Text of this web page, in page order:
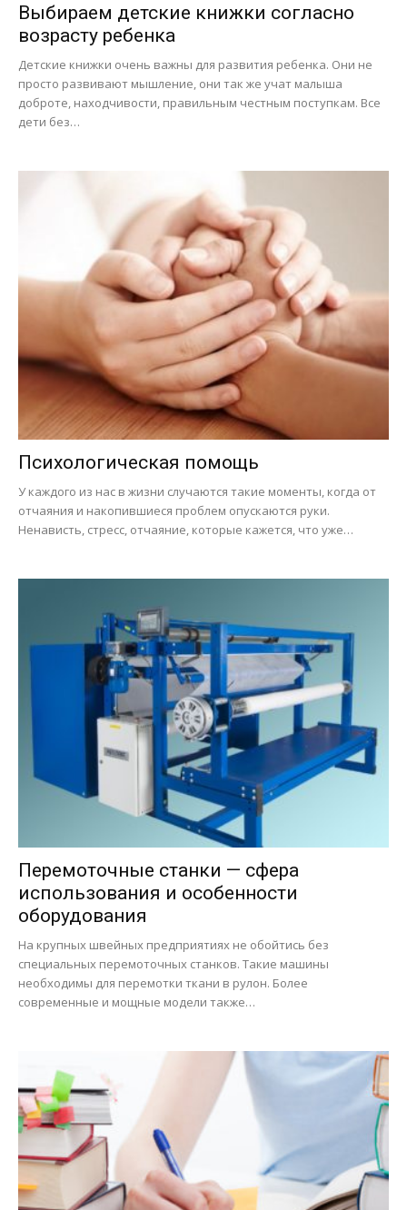
Выбираем детские книжки согласно
возрасту ребенка
Детские книжки очень важны для развития ребенка. Они не
просто развивают мышление, они так же учат малыша
доброте, находчивости, правильным честным поступкам. Все
дети без…
Психологическая помощь
У каждого из нас в жизни случаются такие моменты, когда от
отчаяния и накопившиеся проблем опускаются руки.
Ненависть, стресс, отчаяние, которые кажется, что уже…
Перемоточные станки — сфера
использования и особенности
оборудования
На крупных швейных предприятиях не обойтись без
специальных перемоточных станков. Такие машины
необходимы для перемотки ткани в рулон. Более
современные и мощные модели также…